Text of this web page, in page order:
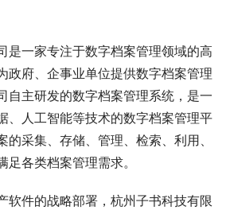
是一家专注于数字档案管理领域的高
政府、企事业单位提供数字档案管理
自主研发的数字档案管理系统，是一
、人工智能等技术的数字档案管理平
的采集、存储、管理、检索、利用、
各类档案管理需求。
软件的战略部署，杭州子书科技有限